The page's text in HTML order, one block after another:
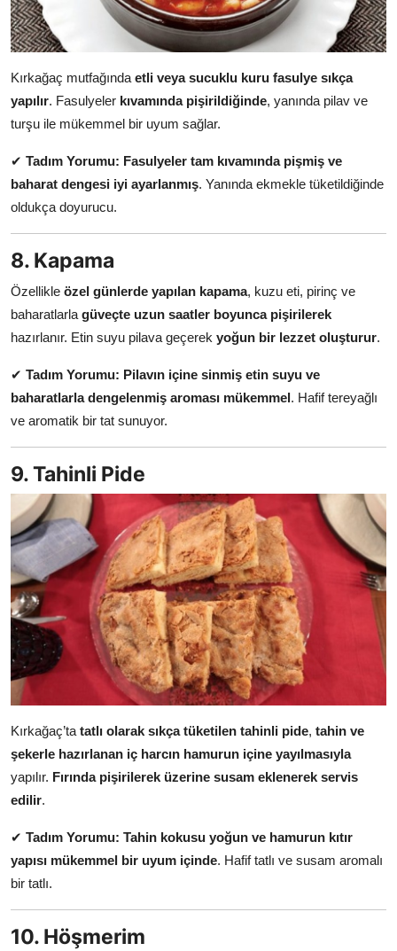
Kırkağaç mutfağında etli veya sucuklu kuru fasulye sıkça
yapılır. Fasulyeler kıvamında pişirildiğinde, yanında pilav ve
turşu ile mükemmel bir uyum sağlar.
✔ Tadım Yorumu: Fasulyeler tam kıvamında pişmiş ve
baharat dengesi iyi ayarlanmış. Yanında ekmekle tüketildiğinde
oldukça doyurucu.
8. Kapama
Özellikle özel günlerde yapılan kapama, kuzu eti, pirinç ve
baharatlarla güveçte uzun saatler boyunca pişirilerek
hazırlanır. Etin suyu pilava geçerek yoğun bir lezzet oluşturur.
✔ Tadım Yorumu: Pilavın içine sinmiş etin suyu ve
baharatlarla dengelenmiş aroması mükemmel. Hafif tereyağlı
ve aromatik bir tat sunuyor.
9. Tahinli Pide
Kırkağaç’ta tatlı olarak sıkça tüketilen tahinli pide, tahin ve
şekerle hazırlanan iç harcın hamurun içine yayılmasıyla
yapılır. Fırında pişirilerek üzerine susam eklenerek servis
edilir.
✔ Tadım Yorumu: Tahin kokusu yoğun ve hamurun kıtır
yapısı mükemmel bir uyum içinde. Hafif tatlı ve susam aromalı
bir tatlı.
10. Höşmerim